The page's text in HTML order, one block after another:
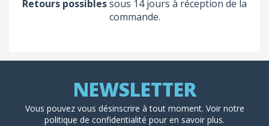
Retours possiblessous 14 jours à réception de la
commande.
Vous pouvez vous désinscrire à tout moment. Voir notre
politique de confidentialité pour en savoir plus.